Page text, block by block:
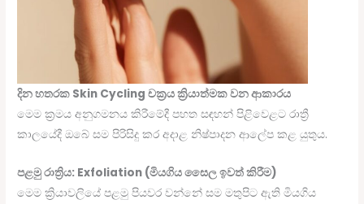
දින හතරක Skin Cycling චක්‍රය ක්‍රියාත්මක වන ආකාරය
මෙම ක්‍රමය අනුගමනය කිරීමේදී පහත සඳහන් පිළිවෙළට රාත්‍රී
කාලයේදී ඔබේ සම පිරිසිදු කර අදාළ නිෂ්පාදන ආලේප කළ යුතුය.
පළමු රාත්‍රිය: Exfoliation (මියගිය සෛල ඉවත් කිරීම)
මෙම ක්‍රියාවලියේ පළමු පියවර වන්නේ සම මතුපිට ඇති මියගිය